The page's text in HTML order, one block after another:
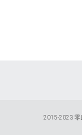
2015-2023 零